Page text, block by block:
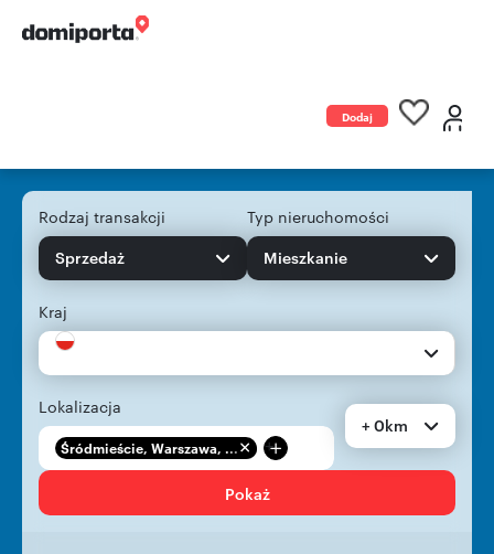
Dodaj
Rodzaj transakcji
Sprzedaż
Typ nieruchomości
Mieszkanie
Kraj
Lokalizacja
Śródmieście, Warszawa, ... +
+ 0km
Pokaż